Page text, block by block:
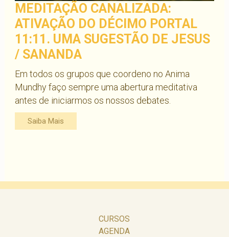
MEDITAÇÃO CANALIZADA:
ATIVAÇÃO DO DÉCIMO PORTAL
11:11. UMA SUGESTÃO DE JESUS
/ SANANDA
Em todos os grupos que coordeno no Anima
Mundhy faço sempre uma abertura meditativa
antes de iniciarmos os nossos debates.
Saiba Mais
CURSOS
AGENDA